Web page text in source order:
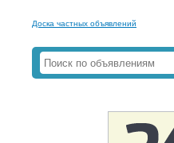
Доска частных объявлений